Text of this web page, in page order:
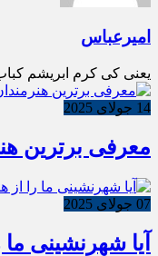
امیرعباس
یعنی کی کرم ابریشم
14 جولای 2025
معرفی برترین
07 جولای 2025
آیا شهرنشینی